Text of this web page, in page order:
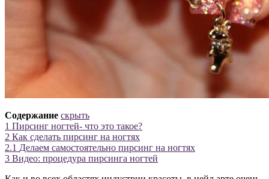
Содержание скрыть
1 Пирсинг ногтей- что это такое?
2 Как сделать пирсинг на ногтях
2.1 Делаем самостоятельно пирсинг на ногтях
3 Видео: процедура пирсинга ногтей